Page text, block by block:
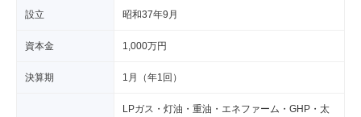
設立 昭和37年9月
資本金 1,000万円
決算期 1月（年1回）
LPガス・灯油・重油・エネファーム・GHP・太